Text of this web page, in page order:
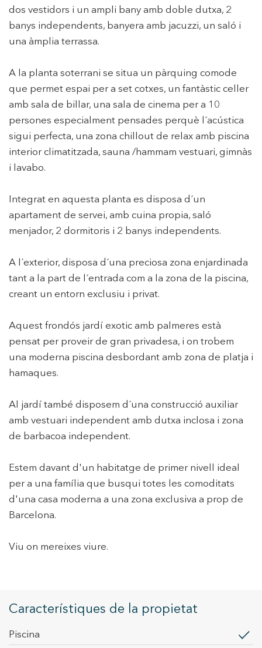
dos vestidors i un ampli bany amb doble dutxa, 2
banys independents, banyera amb jacuzzi, un saló i
una àmplia terrassa.
A la planta soterrani se situa un pàrquing comode
que permet espai per a set cotxes, un fantàstic celler
amb sala de billar, una sala de cinema per a 10
persones especialment pensades perquè l´acústica
sigui perfecta, una zona chillout de relax amb piscina
interior climatitzada, sauna /hammam vestuari, gimnàs
i lavabo.
Integrat en aquesta planta es disposa d´un
apartament de servei, amb cuina propia, saló
menjador, 2 dormitoris i 2 banys independents.
A l´exterior, disposa d´una preciosa zona enjardinada
tant a la part de l´entrada com a la zona de la piscina,
creant un entorn exclusiu i privat.
Aquest frondós jardí exotic amb palmeres està
pensat per proveir de gran privadesa, i on trobem
una moderna piscina desbordant amb zona de platja i
hamaques.
Al jardí també disposem d´una construcció auxiliar
amb vestuari independent amb dutxa inclosa i zona
de barbacoa independent.
Estem davant d'un habitatge de primer nivell ideal
per a una família que busqui totes les comoditats
d'una casa moderna a una zona exclusiva a prop de
Barcelona.
Viu on mereixes viure.
Característiques de la propietat
piscina
Marketing i publicitat
Aquestes cookies són utilitzades per emmagatzemar
informació sobre les preferències i les eleccions personals
hàbits de navegació al lloc web i mostrar publicitat
relacionada amb el perfil de navegació de l'usuari.